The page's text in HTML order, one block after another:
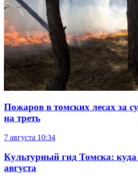
Пожаров в томских лесах за
на треть
7 августа 10:34
Культурный гид Томска: куда
августа